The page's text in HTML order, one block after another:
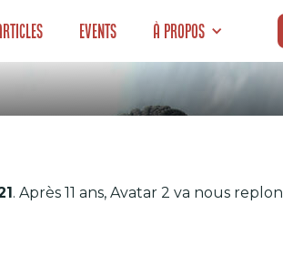
Events À propos
sur le
. Après 11 ans, Avatar 2 va nous